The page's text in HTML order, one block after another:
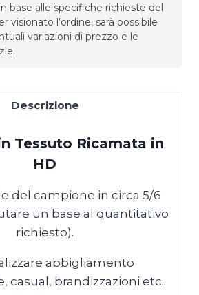
base alle specifiche richieste del
visionato l’ordine, sarà possibile
variazioni di prezzo e le
Descrizione
Tessuto Ricamata in
HD
del campione in circa 5/6
un base al quantitativo
richiesto).
abbigliamento
casual, brandizzazioni etc..